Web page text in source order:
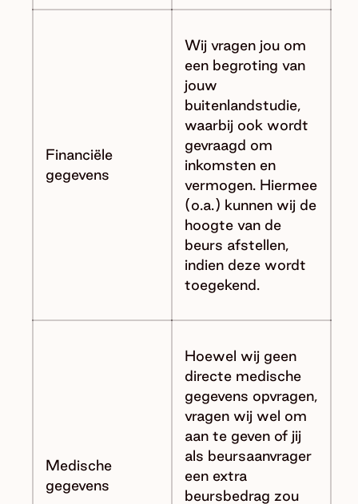
Financiële
gegevens
Wij vragen jou om
een begroting van
jouw
buitenlandstudie,
waarbij ook wordt
gevraagd om
inkomsten en
vermogen. Hiermee
(o.a.) kunnen wij de
hoogte van de
beurs afstellen,
indien deze wordt
toegekend.
Medische
gegevens
Hoewel wij geen
directe medische
gegevens opvragen,
vragen wij wel om
aan te geven of jij
als beursaanvrager
een extra
beursbedrag zou